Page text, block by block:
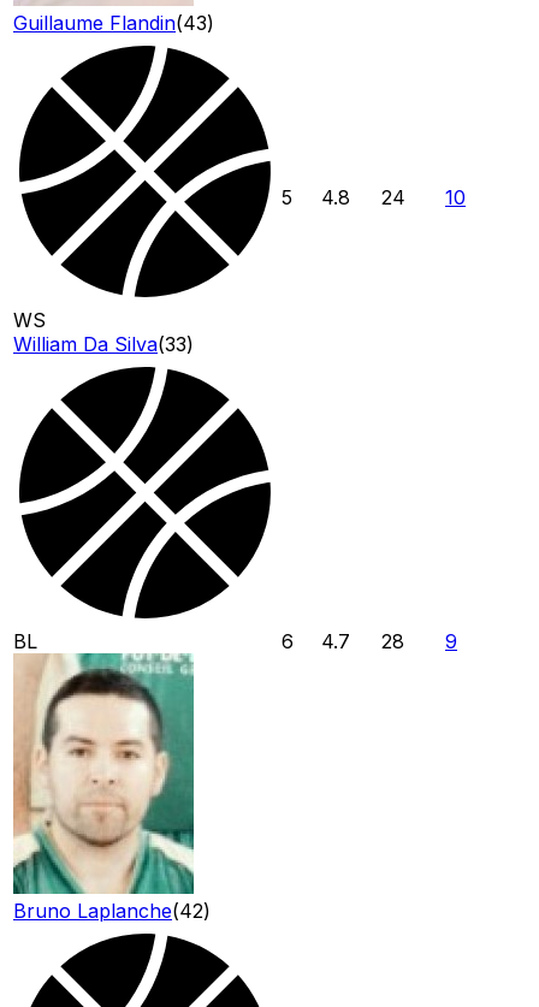
Guillaume Flandin(43)
WS
William Da Silva(33)
5 4.8 24 10
BL
Bruno Laplanche(42)
6 4.7 28 9